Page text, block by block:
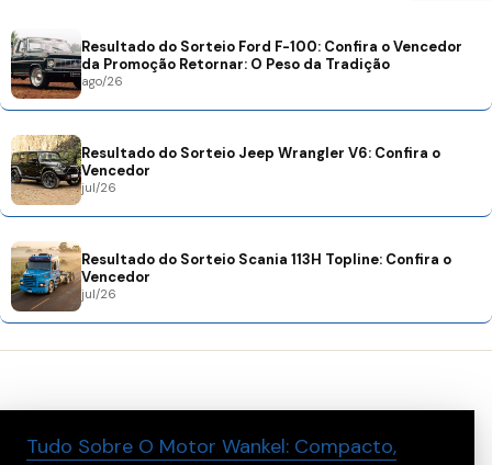
Resultado do Sorteio Ford F-100: Confira o Vencedor
da Promoção Retornar: O Peso da Tradição
ago/26
Resultado do Sorteio Jeep Wrangler V6: Confira o
Vencedor
jul/26
Resultado do Sorteio Scania 113H Topline: Confira o
Vencedor
jul/26
Tudo Sobre O Motor Wankel: Compacto,